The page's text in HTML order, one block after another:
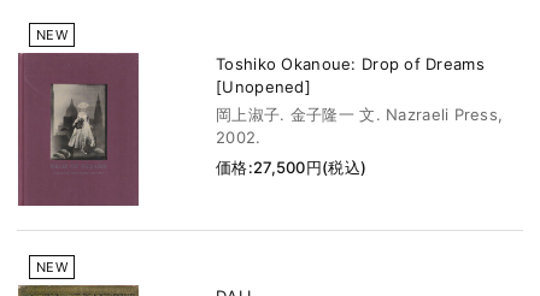
NEW
Toshiko Okanoue: Drop of Dreams
[Unopened]
岡上淑子. 金子隆一 文. Nazraeli Press,
2002.
価格:27,500円(税込)
NEW